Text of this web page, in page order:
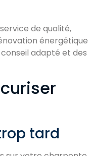
de qualité,
énergétique
adapté et des
tard